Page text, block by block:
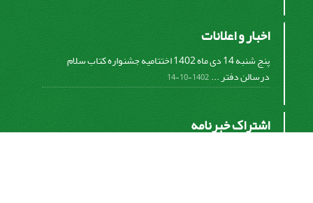
اخبار و اعلانات
پنج شنبه 14 دی ماه 1402 اختتامیه جشنواره کتاب سلام
درسالن دفتر ...1402-10-14
اشتراک خبرنامه